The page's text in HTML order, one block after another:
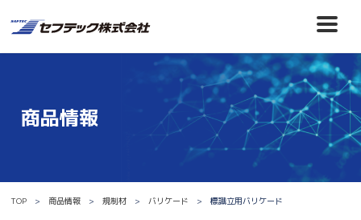
商品情報
TOP 商品情報 規制材 バリケード 標識立用バリケード